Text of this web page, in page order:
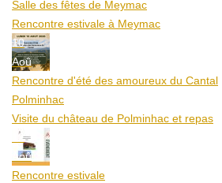
Salle des fêtes de Meymac
Rencontre estivale à Meymac
10
Aoû
Rencontre d'été des amoureux du Cantal
Polminhac
Visite du château de Polminhac et repas
12
Aoû
Rencontre estivale